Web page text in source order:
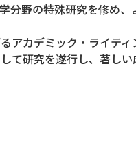
分野の特殊研究を修め、
アカデミック・ライテ
て研究を遂行し、著し